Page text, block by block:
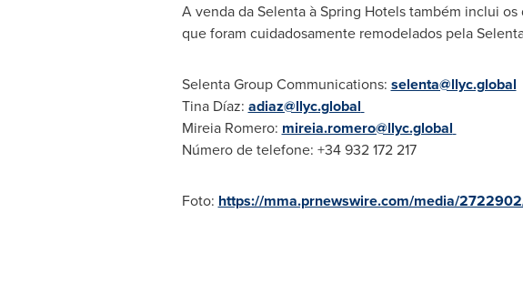
A venda da Selenta à Spring Hotels também inclui
que foram cuidadosamente remodelados pela
Selenta Group Communications: selenta@llyc.global
Tina Díaz: adiaz@llyc.global
Mireia Romero: mireia.romero@llyc.global
Número de telefone: +34 932 172 217
Foto: https://mma.prnewswire.com/media/